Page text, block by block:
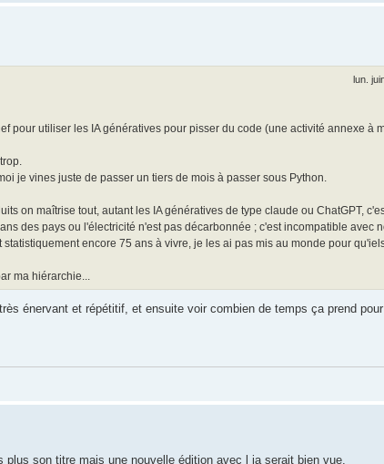
lun.
pour utiliser les IA génératives pour pisser du code (une activité annexe à
je vines juste de passer un tiers de mois à passer sous Python.
on maîtrise tout, autant les IA génératives de type claude ou ChatGPT,
des pays ou l'électricité n'est pas décarbonnée ; c'est incompatible avec
encore 75 ans à vivre, je les ai pas mis au monde pour
ma hiérarchie...
énervant et répétitif, et ensuite voir combien de temps ça prend
son titre mais une nouvelle édition avec l ia serait bien vue.